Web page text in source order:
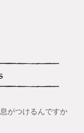
がつけるんですか